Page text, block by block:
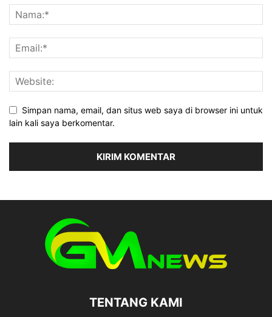
Simpan nama, email, dan situs web saya di browser ini untuk
lain kali saya berkomentar.
TENTANG KAMI